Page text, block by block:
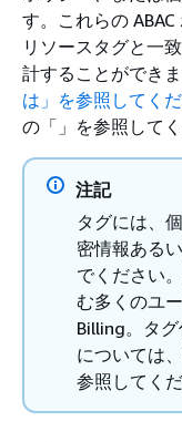
す。これらの
リソースタグと一
計することができ
は」を参照してくだ
の「」を参照してく
注記
タグには、
密情報ある
でください
む多くのユ
Billing。タ
については
参照してく